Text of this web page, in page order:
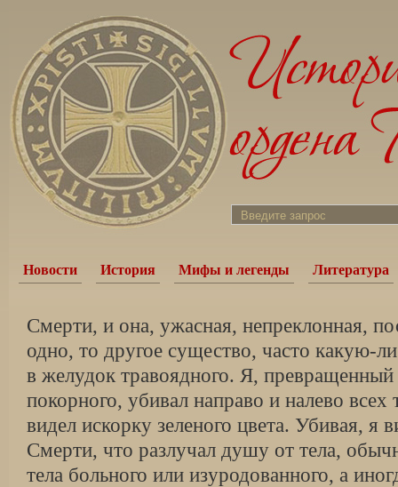
Новости История Мифы и легенды Литература
Смерти, и она, ужасная, непреклонная,
одно, то другое существо, часто какую-
в желудок травоядного. Я,
покорного, убивал направо и налево
видел искорку зеленого цвета. Убивая, я
Смерти, что разлучал душу от тела,
тела больного или изуродованного, а